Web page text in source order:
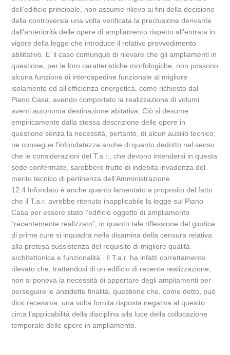
dell’edificio principale, non assume rilievo ai fini della decisione
della controversia una volta verificata la preclusione derivante
dall’anteriorità delle opere di ampliamento rispetto all’entrata in
vigore della legge che introduce il relativo provvedimento
abilitativo. E’ il caso comunque di rilevare che gli ampliamenti in
questione, per le loro caratteristiche morfologiche, non possono
alcuna funzione di intercapedine funzionale al migliore
isolamento ed all’efficienza energetica, come richiesto dal
Piano Casa, avendo comportato la realizzazione di volumi
aventi autonoma destinazione abitativa. Ciò si desume
empiricamente dalla stessa descrizione delle opere in
questione senza la necessità, pertanto, di alcun ausilio tecnico;
ne consegue l’infondatezza anche di quanto dedotto nel senso
che le considerazioni del T.a.r., che devono intendersi in questa
sede confermate, sarebbero frutto di indebita invadenza del
merito tecnico di pertinenza dell’Amministrazione.
12.4 Infondato è anche quanto lamentato a proposito del fatto
che il T.a.r. avrebbe ritenuto inapplicabile la legge sul Piano
Casa per essere stato l’edificio oggetto di ampliamento
“recentemente realizzato”, in quanto tale riflessione del giudice
di prime cure si inquadra nella disamina della censura relativa
alla pretesa sussistenza del requisito di migliore qualità
architettonica e funzionalità . Il T.a.r. ha infatti correttamente
rilevato che, trattandosi di un edificio di recente realizzazione,
non si poneva la necessità di apportare degli ampliamenti per
perseguire le anzidette finalità, questione che, come detto, può
dirsi recessiva, una volta fornita risposta negativa al quesito
circa l’applicabilità della disciplina alla luce della collocazione
temporale delle opere in ampliamento.